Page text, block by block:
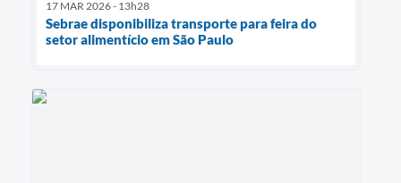
17 MAR 2026 - 13h28
Sebrae disponibiliza transporte para feira do
setor alimentício em São Paulo